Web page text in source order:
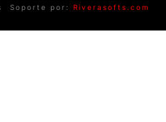
Soporte por: Riverasofts.com